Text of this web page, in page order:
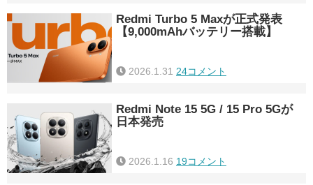
Redmi Turbo 5 Maxが正式発表
【9,000mAhバッテリー搭載】
2026.1.31 24コメント
Redmi Note 15 5G / 15 Pro 5Gが
日本発売
2026.1.16 19コメント